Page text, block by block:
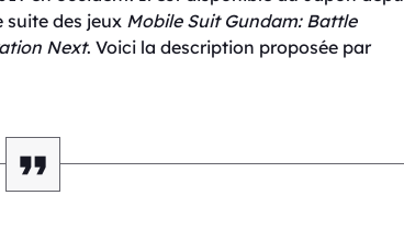
suite des jeux Mobile Suit Gundam: Battle
Next. Voici la description proposée par